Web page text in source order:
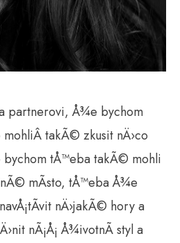
partnerovi, Å¾e bychom
takÃ© zkusit nÄ›co
bychom tÅ™eba takÃ© mohli
mÃ­sto, tÅ™eba Å¾e
nÄ›jakÃ© hory a
nÃ¡Å¡ Å¾ivotnÃ­ styl a